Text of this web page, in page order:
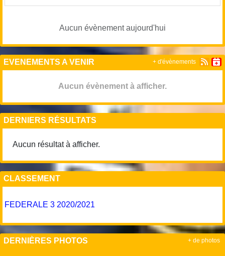
Aucun évènement aujourd'hui
EVENEMENTS A VENIR
Aucun évènement à afficher.
+ d'évènements
DERNIERS RÉSULTATS
Aucun résultat à afficher.
CLASSEMENT
FEDERALE 3 2020/2021
DERNIÈRES PHOTOS + de photos